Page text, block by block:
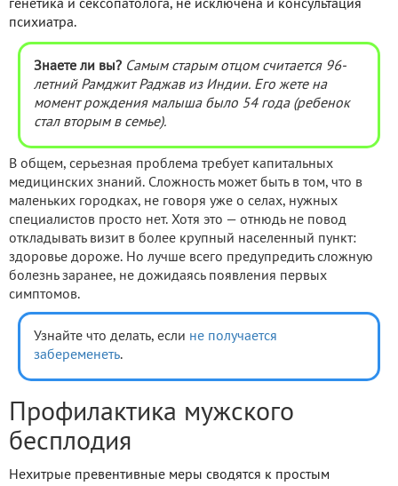
генетика и сексопатолога, не исключена и консультация
психиатра.
Знаете ли вы? Самым старым отцом считается 96-
летний Рамджит Раджав из Индии. Его жете на
момент рождения малыша было 54 года (ребенок
стал вторым в семье).
В общем, серьезная проблема требует капитальных
медицинских знаний. Сложность может быть в том, что в
маленьких городках, не говоря уже о селах, нужных
специалистов просто нет. Хотя это — отнюдь не повод
откладывать визит в более крупный населенный пункт:
здоровье дороже. Но лучше всего предупредить сложную
болезнь заранее, не дожидаясь появления первых
симптомов.
Узнайте что делать, если не получается
забеременеть.
Профилактика мужского
бесплодия
Нехитрые превентивные меры сводятся к простым